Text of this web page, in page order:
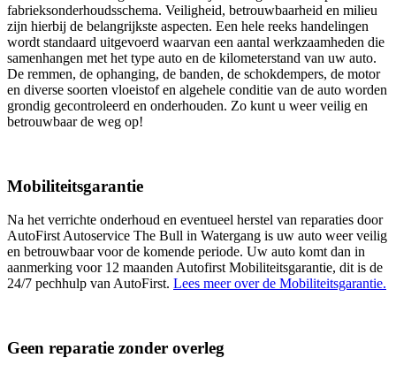
fabrieksonderhoudsschema. Veiligheid, betrouwbaarheid en milieu
zijn hierbij de belangrijkste aspecten. Een hele reeks handelingen
wordt standaard uitgevoerd waarvan een aantal werkzaamheden die
samenhangen met het type auto en de kilometerstand van uw auto.
De remmen, de ophanging, de banden, de schokdempers, de motor
en diverse soorten vloeistof en algehele conditie van de auto worden
grondig gecontroleerd en onderhouden. Zo kunt u weer veilig en
betrouwbaar de weg op!
Mobiliteitsgarantie
Na het verrichte onderhoud en eventueel herstel van reparaties door
AutoFirst Autoservice The Bull in Watergang is uw auto weer veilig
en betrouwbaar voor de komende periode. Uw auto komt dan in
aanmerking voor 12 maanden Autofirst Mobiliteitsgarantie, dit is de
24/7 pechhulp van AutoFirst. Lees meer over de Mobiliteitsgarantie.
Geen reparatie zonder overleg